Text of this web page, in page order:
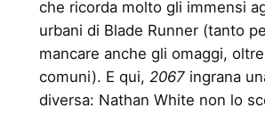
che ricorda molto gli immensi
urbani di Blade Runner (tanto
mancare anche gli omaggi,
comuni). E qui, 2067 ingrana
diversa: Nathan White non lo